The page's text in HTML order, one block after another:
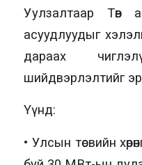
Уулзалтаар Төв
асуудлуудыг
дараах
шийдвэрлэлтийг
Үүнд:
• Улсын төсвийн